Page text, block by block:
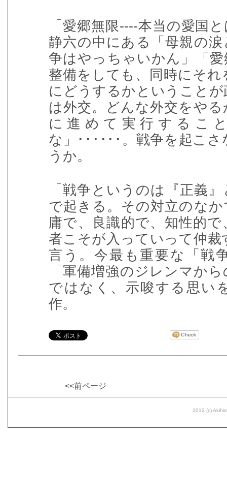
「愛郷無限----本当の愛国
静六の中にある「母親の
争はやっちゃいかん」「
整備をしても、同時にそ
にどうするかということ
は外交。どんな外交をや
に進めて実行するこ
な」
･･････ 。戦争を起こ
うか。
「戦争というのは『正義
で起きる。その対立のな
庸で、良識的で、知性的
者こそが入っていって仲
言う。今最も重要な「戦
「軍備増強のジレンマか
ではなく、示唆する思い
作。
<<前ページ
2012 (c)